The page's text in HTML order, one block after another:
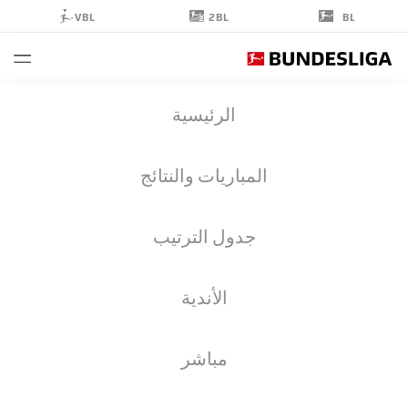
BL
2BL
VBL
الرئيسية
المباريات والنتائج
جدول الترتيب
الأندية
مباشر